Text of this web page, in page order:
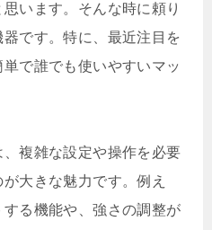
います。そんな時に頼り
です。特に、最近注目を
で誰でも使いやすいマッ
複雑な設定や操作を必要
大きな魅力です。例え
る機能や、強さの調整が